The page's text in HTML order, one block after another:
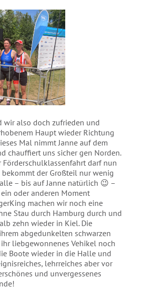
wir also doch zufrieden und
Haupt wieder Richtung
Mal nimmt Janne auf dem
chauffiert uns sicher gen Norden.
Förderschulklassenfahrt darf nun
der Großteil nur wenig
– bis auf Janne natürlich 😉 –
oder anderen Moment
machen wir noch eine
Stau durch Hamburg durch und
zehn wieder in Kiel. Die
abgedunkelten schwarzen
liebgewonnenes Vehikel noch
Boote wieder in die Halle und
lehrreiches aber vor
und unvergessenes